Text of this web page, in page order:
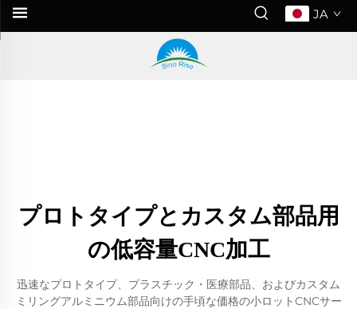
JA
プロトタイプとカスタム部品用
の低容量CNC加工
迅速なプロトタイプ、プラスチック・医療部品、およびカスタム
ミリングアルミニウム部品向けの手頃な価格の小ロットCNCサー